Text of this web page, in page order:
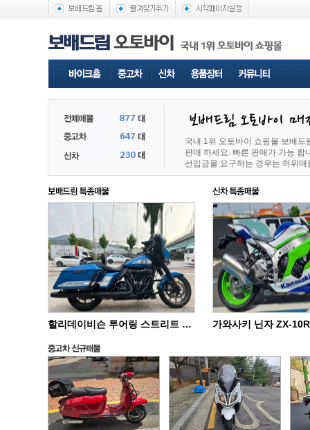
국내 1위 오토바이 쇼핑몰 보배
판매 하세요. 빠른 판매가 가능
선입금을 요구하는 경우는 허위
할리데이비슨 투어링 스트리트 글라이드 스페셜 FLHXS